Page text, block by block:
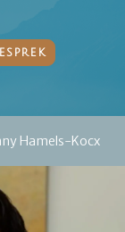
Hamels-Kocx